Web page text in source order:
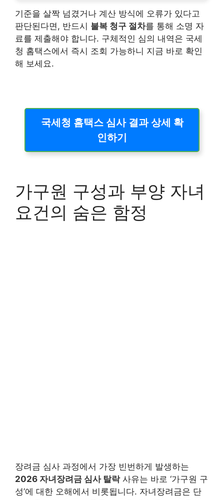
기준을 살짝 넘겼거나 계산 방식에 오류가 있다고
판단된다면, 반드시 불복 청구 절차를 통해 소명 자
료를 제출해야 합니다. 구체적인 심의 내역은 국세
청 홈택스에서 즉시 조회 가능하니 지금 바로 확인
해 보세요.
국세청 홈택스 심사 결과 상세 확
인하기
가구원 구성과 부양 자녀
요건의 숨은 함정
장려금 심사 과정에서 가장 빈번하게 발생하는
2026 자녀장려금 심사 탈락사유는 바로 ‘가구원 구
성’에 대한 오해에서 비롯됩니다. 자녀장려금은 단